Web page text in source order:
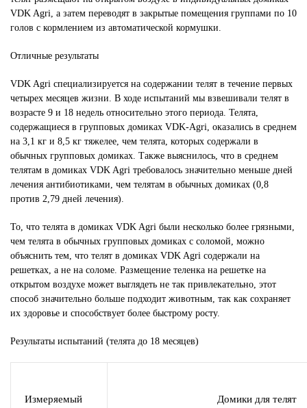
VDK Agri, а затем переводят в закрытые помещения группами по 10
голов с кормлением из автоматической кормушки.
Отличные результаты
VDK Agri специализируется на содержании телят в течение первых
четырех месяцев жизни. В ходе испытаний мы взвешивали телят в
возрасте 9 и 18 недель относительно этого периода. Телята,
содержащиеся в групповых домиках VDK-Agri, оказались в среднем
на 3,1 кг и 8,5 кг тяжелее, чем телята, которых содержали в
обычных групповых домиках. Также выяснилось, что в среднем
телятам в домиках VDK Agri требовалось значительно меньше дней
лечения антибиотиками, чем телятам в обычных домиках (0,8
против 2,79 дней лечения).
То, что телята в домиках VDK Agri были несколько более грязными,
чем телята в обычных групповых домиках с соломой, можно
объяснить тем, что телят в домиках VDK Agri содержали на
решетках, а не на соломе. Размещение теленка на решетке на
открытом воздухе может выглядеть не так привлекательно, этот
способ значительно больше подходит животным, так как сохраняет
их здоровье и способствует более быстрому росту.
Результаты испытаний (телята до 18 месяцев)
Измеряемый
Домики для телят